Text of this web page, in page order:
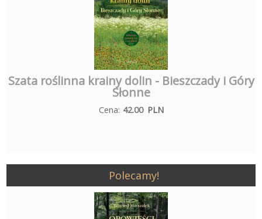
Szata roślinna krainy dolin - Bieszczady i Góry
Słonne
Cena: 42.00 PLN
Polecamy!